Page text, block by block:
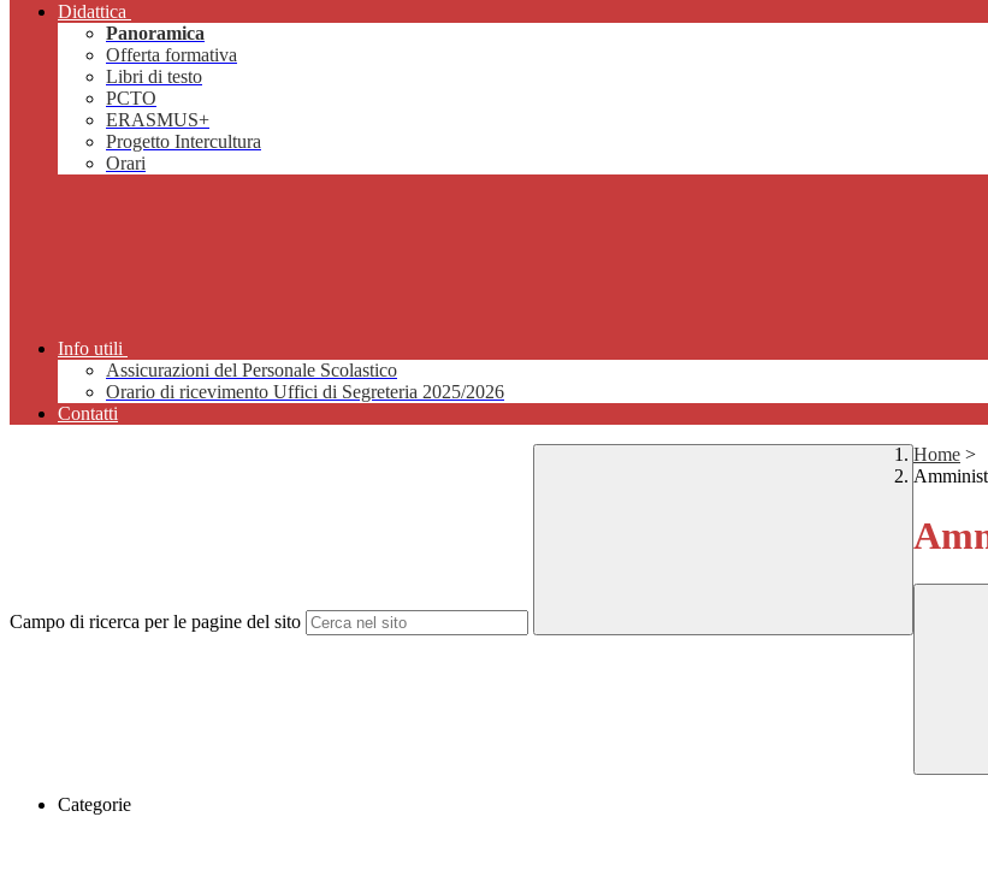
Didattica
Panoramica
Offerta formativa
Libri di testo
PCTO
ERASMUS+
Progetto Intercultura
Orari
Info utili
Assicurazioni del Personale Scolastico
Orario di ricevimento Uffici di Segreteria 2025/2026
Contatti
Campo di ricerca per le pagine del sito
Home >
Categorie